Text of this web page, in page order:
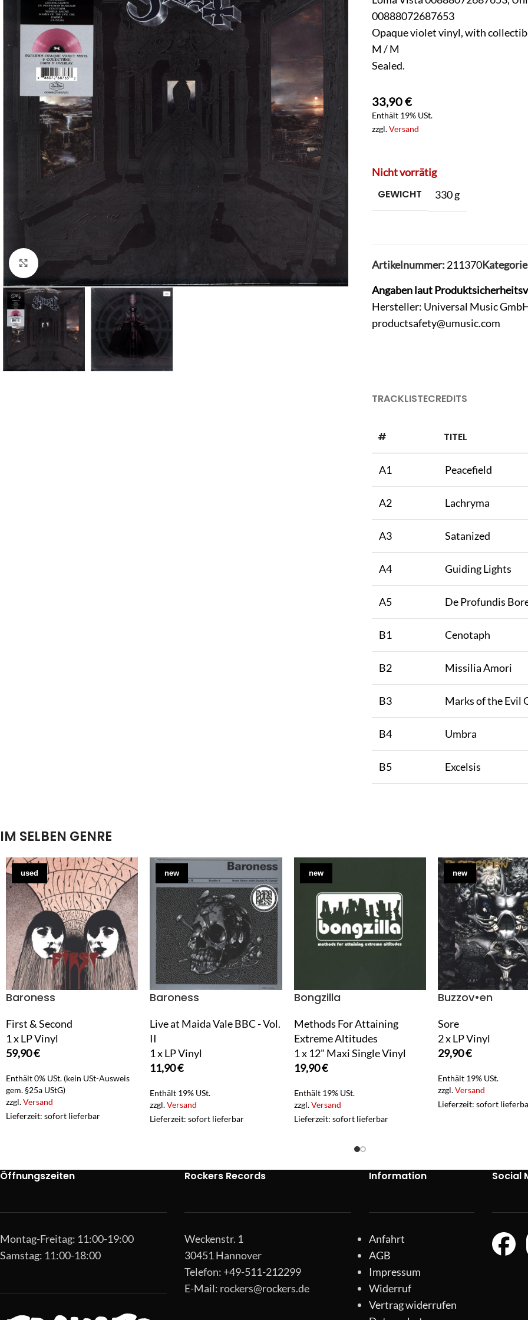
Klick zum Vergrößern
00888072687653
Opaque violet vinyl, with
M / M
Sealed.
33,90€
Enthält 19% USt.
zzgl.Versand
Nicht vorrätig
GEWICHT 330 g
Artikelnummer: 211370
Angaben laut
Hersteller: Universal Music
productsafety@umusic.com
TRACKLISTECREDITS
# TITEL
A1 Peacefield
A2 Lachryma
A3 Satanized
A4 Guiding Lights
A5 De Profundis
B1 Cenotaph
B2 Missilia Amori
B3 Marks of the Evil
B4 Umbra
B5 Excelsis
IM SELBEN GENRE
used
Baroness
First & Second
1 x LP Vinyl
59,90€
Enthält 0% USt. (kein USt-Ausweis
gem. §25a UStG)
zzgl.Versand
Lieferzeit: sofort lieferbar
new
Baroness
Live at Maida Vale BBC - Vol.
II
1 x LP Vinyl
11,90€
Enthält 19% USt.
zzgl.Versand
Lieferzeit: sofort lieferbar
new
Bongzilla
Methods For Attaining
Extreme Altitudes
1 x 12" Maxi Single Vinyl
19,90€
Enthält 19% USt.
zzgl.Versand
Lieferzeit: sofort lieferbar
new
Buzzov•en
Sore
2 x LP Vinyl
29,90€
Enthält 19% USt.
zzgl.Versand
Lieferzeit: sofort
Öffnungszeiten
Montag-Freitag: 11:00-19:00
Samstag: 11:00-18:00
Rockers Records
Weckenstr. 1
30451 Hannover
Telefon: +49-511-212299
E-Mail: rockers@rockers.de
Information
Anfahrt
AGB
Impressum
Widerruf
Vertrag widerrufen
Social